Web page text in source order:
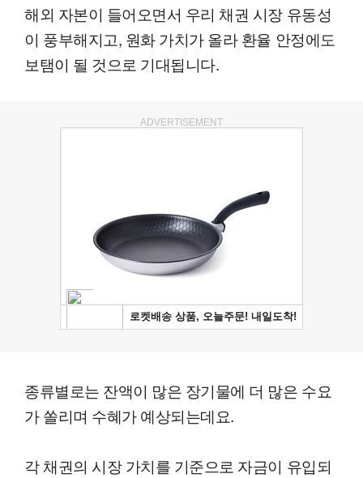
해외 자본이 들어오면서 우리 채권 시장 유동성
이 풍부해지고, 원화 가치가 올라 환율 안정에도
보탬이 될 것으로 기대됩니다.
ADVERTISEMENT
종류별로는 잔액이 많은 장기물에 더 많은 수요
가 쏠리며 수혜가 예상되는데요.
각 채권의 시장 가치를 기준으로 자금이 유입되